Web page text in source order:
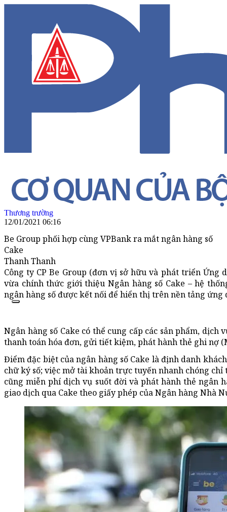
Thương trường
12/01/2021 06:16
Be Group phối hợp cùng VPBank ra mắt ngân hàng số
Cake
Thanh Thanh
Công ty CP Be Group (đơn vị sở hữu và phát triển Ứng
vừa chính thức giới thiệu Ngân hàng số Cake – hệ
ngân hàng số được kết nối để hiển thị trên nền tảng ứng
Ngân hàng số Cake có thể cung cấp các sản phẩm,
thanh toán hóa đơn, gửi tiết kiệm, phát hành thẻ ghi nợ
Điểm đặc biệt của ngân hàng số Cake là định danh
chữ ký số; việc mở tài khoản trực tuyến nhanh chóng
cũng miễn phí dịch vụ suốt đời và phát hành thẻ ngân
giao dịch qua Cake theo giấy phép của Ngân hàng Nhà